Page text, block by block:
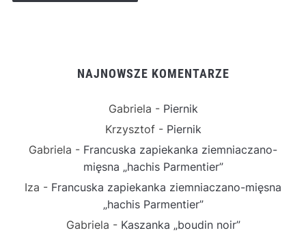
NAJNOWSZE KOMENTARZE
Gabriela - Piernik
Krzysztof- Piernik
Gabriela - Francuska zapiekanka ziemniaczano-
mięsna „hachis Parmentier”
Iza - Francuska zapiekanka ziemniaczano-mięsna
„hachis Parmentier”
Gabriela - Kaszanka „boudin noir”